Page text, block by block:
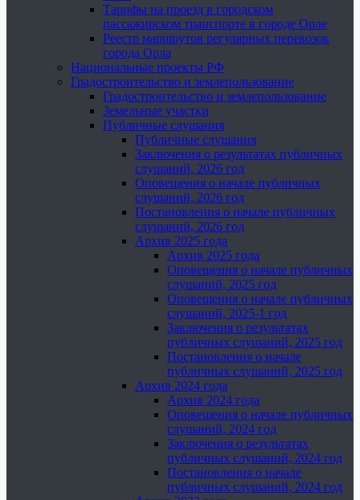
Тарифы на проезд в городском
пассажирском транспорте в городе Орле
Реестр маршрутов регулярных перевозок
города Орла
Национальные проекты РФ
Градостроительство и землепользование
Градостроительство и землепользование
Земельные участки
Публичные слушания
Публичные слушания
Заключения о результатах публичных
слушаний, 2026 год
Оповещения о начале публичных
слушаний, 2026 год
Постановления о начале публичных
слушаний, 2026 год
Архив 2025 года
Архив 2025 года
Оповещения о начале публичных
слушаний, 2025 год
Оповещения о начале публичных
слушаний, 2025-1 год
Заключения о результатах
публичных слушаний, 2025 год
Постановления о начале
публичных слушаний, 2025 год
Архив 2024 года
Архив 2024 года
Оповещения о начале публичных
слушаний, 2024 год
Заключения о результатах
публичных слушаний, 2024 год
Постановления о начале
публичных слушаний, 2024 год